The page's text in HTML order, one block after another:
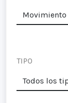
TIPO